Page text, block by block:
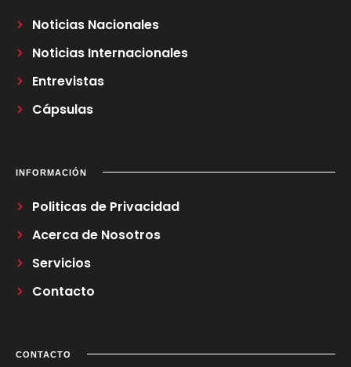
Noticias Nacionales
Noticias Internacionales
Entrevistas
Cápsulas
INFORMACIÓN
Politicas de Privacidad
Acerca de Nosotros
Servicios
Contacto
CONTACTO